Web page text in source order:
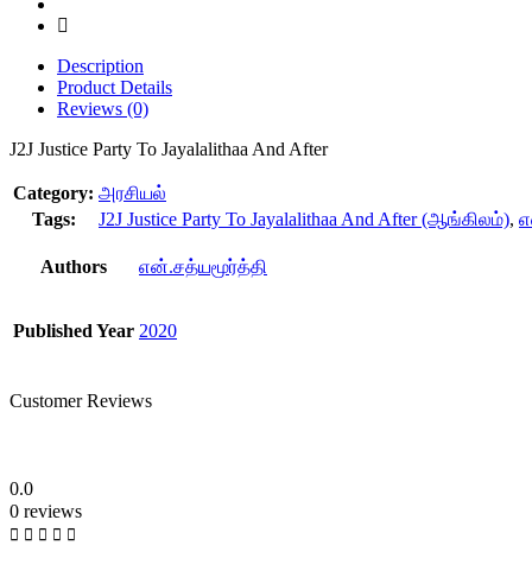
Description
Product Details
Reviews (0)
J2J Justice Party To Jayalalithaa And After
Category: அரசியல்
Tags:
J2J Justice Party To Jayalalithaa And After (ஆங்கிலம்),
Authors என்.சத்யமூர்த்தி
Published Year 2020
Customer Reviews
0.0
0 reviews